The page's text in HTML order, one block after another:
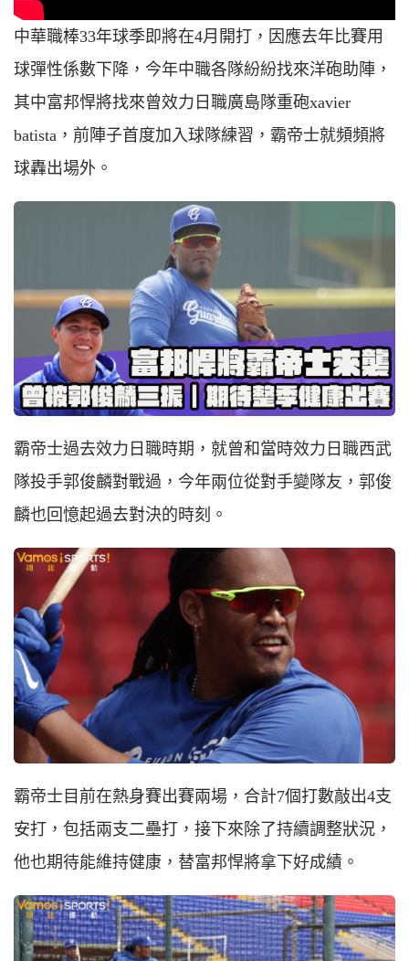
中華職棒33年球季即將在4月開打，因應去年比賽用
球彈性係數下降，今年中職各隊紛紛找來洋砲助陣，
其中富邦悍將找來曾效力日職廣島隊重砲xavier
batista，前陣子首度加入球隊練習，霸帝士就頻頻將
球轟出場外。
霸帝士過去效力日職時期，就曾和當時效力日職西武
隊投手郭俊麟對戰過，今年兩位從對手變隊友，郭俊
麟也回憶起過去對決的時刻。
霸帝士目前在熱身賽出賽兩場，合計7個打數敲出4支
安打，包括兩支二壘打，接下來除了持續調整狀況，
他也期待能維持健康，替富邦悍將拿下好成績。